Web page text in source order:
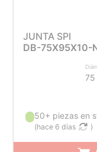
JUNTA SPI
DB-75X95X10-
75
50+ piezas en
(hace 6 días )